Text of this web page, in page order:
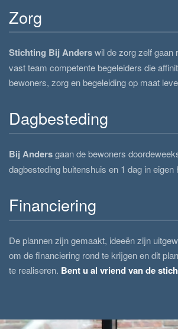
Zorg
Stichting Bij Anderswil de zorg zelf gaan
vast team competente begeleiders die
bewoners, zorg en begeleiding op maat
Dagbesteding
Bij Andersgaan de bewoners
dagbesteding buitenshuis en 1 dag in eigen
Financiering
De plannen zijn gemaakt, ideeën zijn
om de financiering rond te krijgen en dit
te realiseren. Bent u al vriend van de